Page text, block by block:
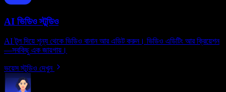
AI ভিডিও স্টুডিও
AI টুল দিয়ে শূন্য থেকে ভিডিও বানান আর এডিট করুন। ভিডিও এডিটিং আর ক্রিয়েশন
—সবকিছু এক জায়গায়।
ভয়েস স্টুডিও দেখুন